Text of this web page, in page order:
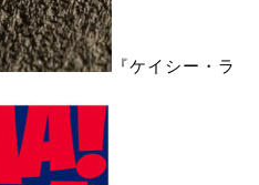
『ケイシー・ラ